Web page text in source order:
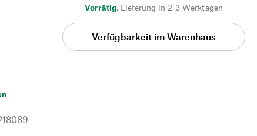
Vorrätig, Lieferung in 2-3 Werktagen
Verfügbarkeit im Warenhaus